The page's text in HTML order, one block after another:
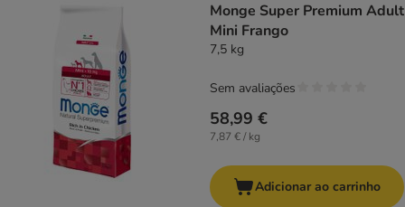
Monge Super Premium Adult
Mini Frango
7,5 kg
58,99 €
7,87 € / kg
Sem avaliações
Adicionar ao carrinho